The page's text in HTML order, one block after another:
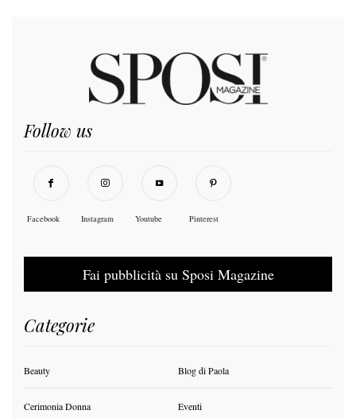
Follow us
Facebook Instagram Youtube Pinterest
Fai pubblicità su Sposi Magazine
Categorie
Beauty Blog di Paola
Cerimonia Donna Eventi